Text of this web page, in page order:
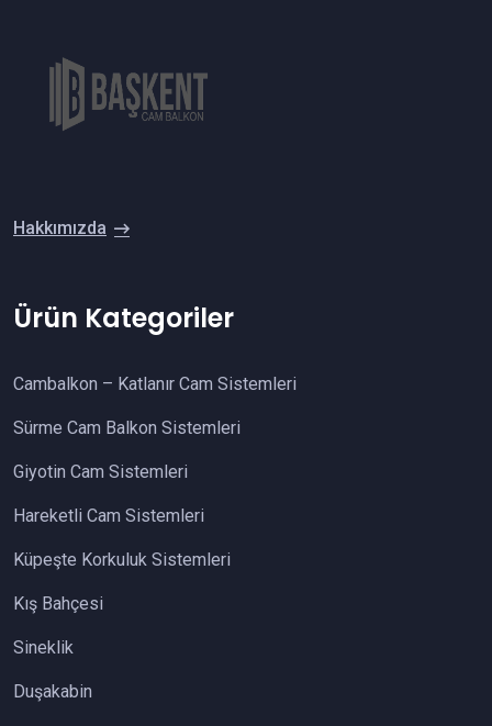
Hakkımızda
Ürün Kategoriler
Cambalkon – Katlanır Cam Sistemleri
Sürme Cam Balkon Sistemleri
Giyotin Cam Sistemleri
Hareketli Cam Sistemleri
Küpeşte Korkuluk Sistemleri
Kış Bahçesi
Sineklik
Duşakabin